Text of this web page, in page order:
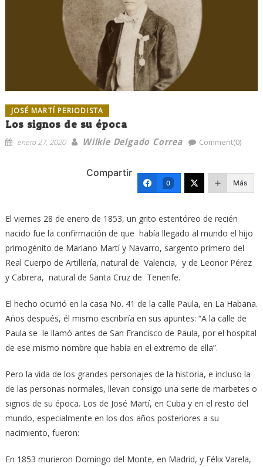
JOSÉ MARTÍ PERIODISTA
Los signos de su época
enero 27, 2020 Wilkie Delgado Correa Comment(0)
Compartir
0 Más
El viernes 28 de enero de 1853, un grito estentóreo de recién
nacido fue la confirmación de que había llegado al mundo el hijo
primogénito de Mariano Martí y Navarro, sargento primero del
Real Cuerpo de Artillería, natural de Valencia, y de Leonor Pérez
y Cabrera, natural de Santa Cruz de Tenerife.
El hecho ocurrió en la casa No. 41 de la calle Paula, en La Habana.
Años después, él mismo escribiría en sus apuntes: “A la calle de
Paula se le llamó antes de San Francisco de Paula, por el hospital
de ese mismo nombre que había en el extremo de ella”.
Pero la vida de los grandes personajes de la historia, e incluso la
de las personas normales, llevan consigo una serie de marbetes o
signos de su época. Los de José Martí, en Cuba y en el resto del
mundo, especialmente en los dos años posteriores a su
nacimiento, fueron:
En 1853 murieron Domingo del Monte, en Madrid, y Félix Varela,